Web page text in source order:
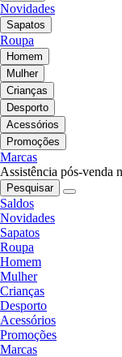
Novidades
Sapatos
Roupa
Homem
Mulher
Crianças
Desporto
Acessórios
Promoções
Marcas
Assistência pós-venda
Pesquisar
Saldos
Novidades
Sapatos
Roupa
Homem
Mulher
Crianças
Desporto
Acessórios
Promoções
Marcas